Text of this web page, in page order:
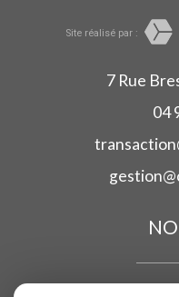
Site réalisé par :
7 Rue
04